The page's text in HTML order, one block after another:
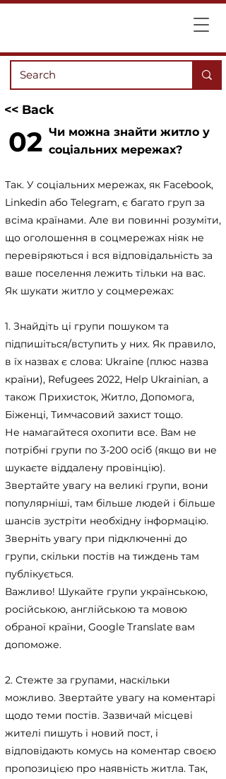
<< Back
02 Чи можна знайти житло у
соціальних мережах?
Так. У соціальних мережах, як Facebook,
Linkedin або Telegram, є багато груп за
всіма країнами. Але ви повинні розуміти,
що оголошення в соцмережах ніяк не
перевіряються і вся відповідальність за
ваше поселення лежить тільки на вас.
Як шукати житло у соцмережах:
1. Знайдіть ці групи пошуком та
підпишіться/вступить у них. Як правило,
в їх назвах є слова: Ukraine (плюс назва
країни), Refugees 2022, Help Ukrainian, а
також Прихисток, Житло, Допомога,
Біженці, Тимчасовий захист тощо.
Не намагайтеся охопити все. Вам не
потрібні групи по 3-200 осіб (якщо ви не
шукаєте віддалену провінцію).
Звертайте увагу на великі групи, вони
популярніші, там більше людей і більше
шансів зустріти необхідну інформацію.
Зверніть увагу при підключенні до
групи, скільки постів на тиждень там
публікується.
Важливо! Шукайте групи українською,
російською, англійською та мовою
обраної країни, Google Translate вам
допоможе.
2. Стежте за групами, наскільки
можливо. Звертайте увагу на коментарі
щодо теми постів. Зазвичай місцеві
жителі пишуть і новий пост, і
відповідають комусь на коментар своєю
пропозицією про наявність житла. Так,